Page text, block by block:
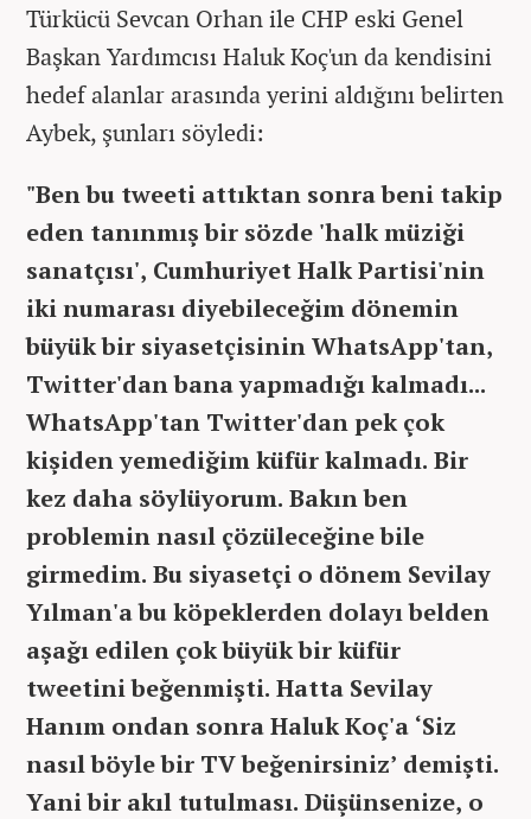
Türkücü Sevcan Orhan ile CHP eski Genel
Başkan Yardımcısı Haluk Koç'un da kendisini
hedef alanlar arasında yerini aldığını belirten
Aybek, şunları söyledi:
"Ben bu tweeti attıktan sonra beni takip
eden tanınmış bir sözde 'halk müziği
sanatçısı', Cumhuriyet Halk Partisi'nin
iki numarası diyebileceğim dönemin
büyük bir siyasetçisinin WhatsApp'tan,
Twitter'dan bana yapmadığı kalmadı...
WhatsApp'tan Twitter'dan pek çok
kişiden yemediğim küfür kalmadı. Bir
kez daha söylüyorum. Bakın ben
problemin nasıl çözüleceğine bile
girmedim. Bu siyasetçi o dönem Sevilay
Yılman'a bu köpeklerden dolayı belden
aşağı edilen çok büyük bir küfür
tweetini beğenmişti. Hatta Sevilay
Hanım ondan sonra Haluk Koç'a ‘Siz
nasıl böyle bir TV beğenirsiniz’ demişti.
Yani bir akıl tutulması. Düşünsenize, o